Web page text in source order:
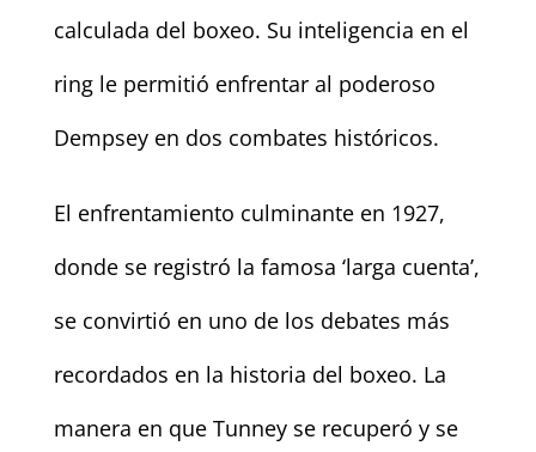
calculada del boxeo. Su inteligencia en el
ring le permitió enfrentar al poderoso
Dempsey en dos combates históricos.
El enfrentamiento culminante en 1927,
donde se registró la famosa ‘larga cuenta’,
se convirtió en uno de los debates más
recordados en la historia del boxeo. La
manera en que Tunney se recuperó y se